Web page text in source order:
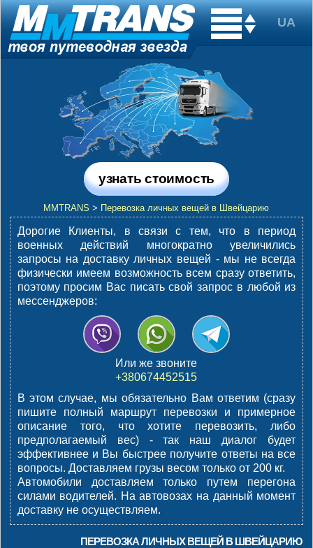
узнать стоимость
MMTRANS > Перевозка личных вещей в Швейцарию
Дорогие Клиенты, в связи с тем, что в период
военных действий многократно увеличились
запросы на доставку личных вещей - мы не всегда
физически имеем возможность всем сразу ответить,
поэтому просим Вас писать свой запрос в любой из
мессенджеров:
Или же звоните
+380674452515
В этом случае, мы обязательно Вам ответим (сразу
пишите полный маршрут перевозки и примерное
описание того, что хотите перевозить, либо
предполагаемый вес) - так наш диалог будет
эффективнее и Вы быстрее получите ответы на все
вопросы. Доставляем грузы весом только от 200 кг.
Автомобили доставляем только путем перегона
силами водителей. На автовозах на данный момент
доставку не осуществляем.
ПЕРЕВОЗКА ЛИЧНЫХ ВЕЩЕЙ В ШВЕЙЦАРИЮ